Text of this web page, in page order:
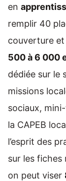
en
remplir 40
couverture et
500 à 6 000
dédiée sur le
missions
sociaux,
la CAPEB
l’esprit des
sur les fiches
on peut viser